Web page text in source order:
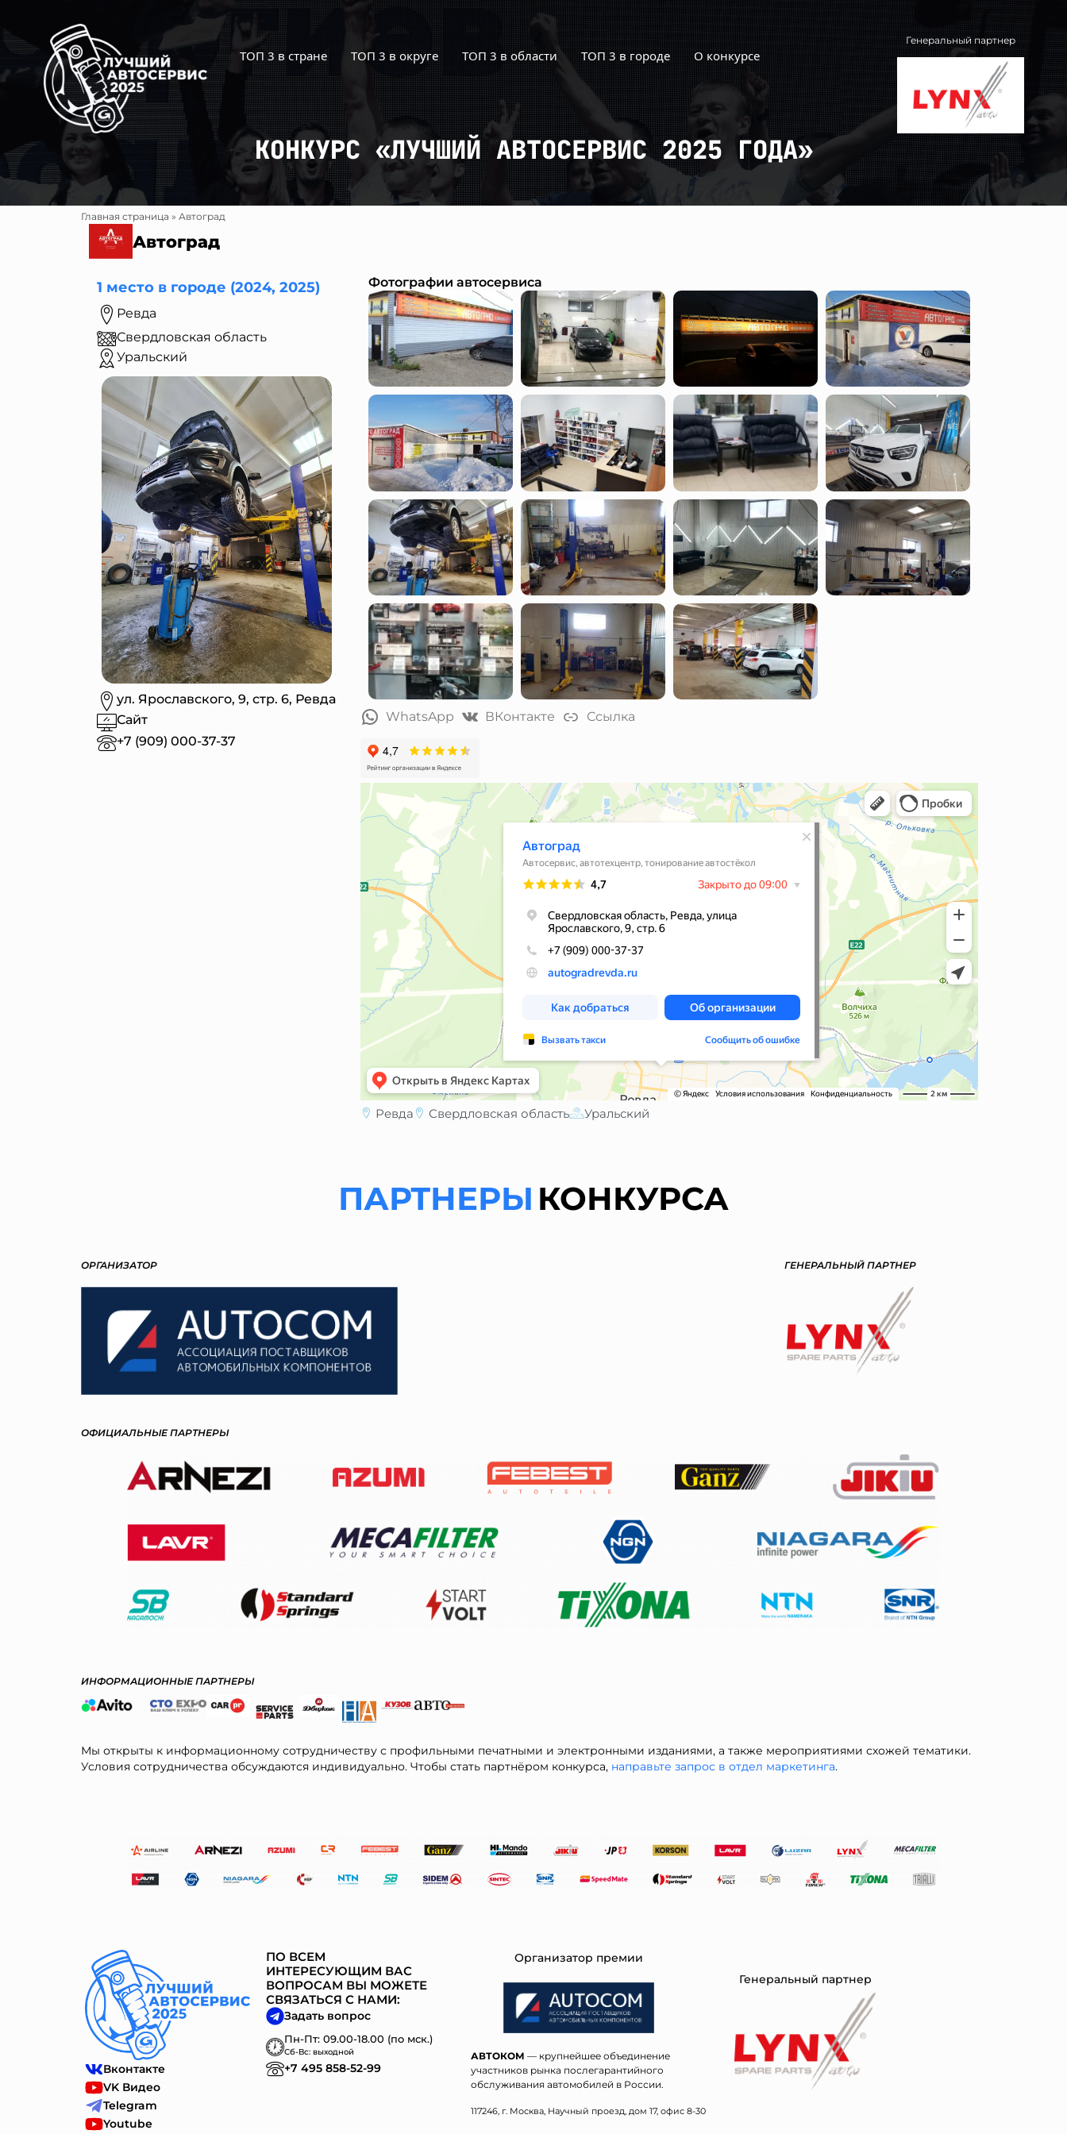
содержимому
ТОП 3 в стране
ТОП 3 в округе ТОП 3 в области ТОП 3 в городе О конкурсе
Генеральный партнер
КОНКУРС «ЛУЧШИЙ АВТОСЕРВИС 2025 ГОДА»
Главная страница » Автоград
Автоград
1 место в городе (2024, 2025)
Ревда
Свердловская область
Уральский
ул. Ярославского, 9, стр. 6, Ревда
Сайт
+7 (909) 000-37-37
Фотографии автосервиса
WhatsApp ВКонтакте Ссылка
Ревда Свердловская область Уральский
ПАРТНЕРЫ КОНКУРСА
ОРГАНИЗАТОР ГЕНЕРАЛЬНЫЙ ПАРТНЕР
ОФИЦИАЛЬНЫЕ ПАРТНЕРЫ
ИНФОРМАЦИОННЫЕ ПАРТНЕРЫ
Мы открыты к информационному сотрудничеству с профильными печатными и электронными изданиями, а также мероприятиями схожей тематики.
Условия сотрудничества обсуждаются индивидуально. Чтобы стать партнёром конкурса, направьте запрос в отдел маркетинга.
Вконтакте
VK Видео
Telegram
Youtube
ПО ВСЕМ
ИНТЕРЕСУЮЩИМ ВАС
ВОПРОСАМ ВЫ МОЖЕТЕ
СВЯЗАТЬСЯ С НАМИ:
Задать вопрос
Пн-Пт: 09.00-18.00 (по мск.)
Сб-Вс: выходной
+7 495 858-52-99
Организатор премии
АВТОКОМ — крупнейшее объединение
участников рынка послегарантийного
обслуживания автомобилей в России.
117246, г. Москва, Научный проезд, дом 17, офис 8-30
Генеральный партнер